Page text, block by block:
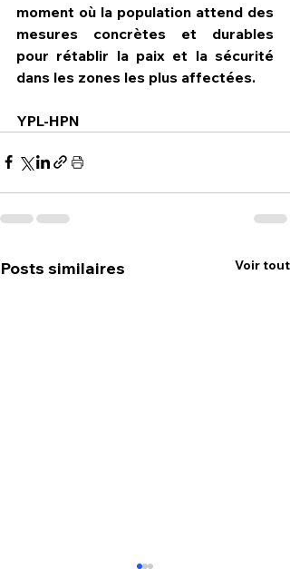
moment où la population attend des
mesures concrètes et durables
pour rétablir la paix et la sécurité
dans les zones les plus affectées.
YPL-HPN
Posts similaires Voir tout